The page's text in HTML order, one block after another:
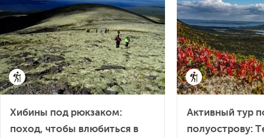
Хибины под рюкзаком:
поход, чтобы влюбиться в
Активный тур
полуострову: